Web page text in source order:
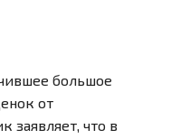
большое
от
заявляет, что в